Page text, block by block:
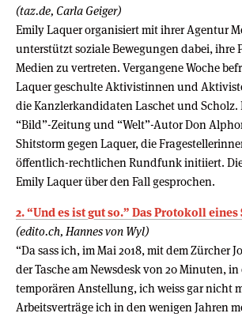
(taz.de, Carla Geiger)
Emily Laquer organisiert mit ihrer Agentur
unterstützt soziale Bewegungen dabei, ihre
Medien zu vertreten. Vergangene Woche
Laquer geschulte Aktivistinnen und
die Kanzlerkandidaten Laschet und
“Bild”-Zeitung und “Welt”-Autor Don
Shitstorm gegen Laquer, die
öffentlich-rechtlichen Rundfunk initiiert.
Emily Laquer über den Fall gesprochen.
2. “Und es ist gut so.” Das Protokoll eines
(edito.ch, Hannes von Wyl)
“Da sass ich, im Mai 2018, mit dem Zürcher
der Tasche am Newsdesk von 20 Minuten,
temporären Anstellung, ich weiss gar nicht
Arbeitsverträge ich in den wenigen Jahren